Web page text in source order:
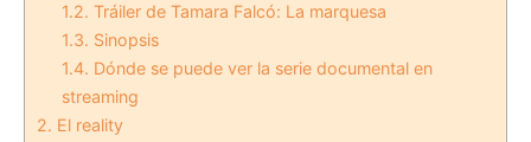
1.2. Tráiler de Tamara Falcó: La marquesa
1.3. Sinopsis
1.4. Dónde se puede ver la serie documental en
streaming
2. El reality